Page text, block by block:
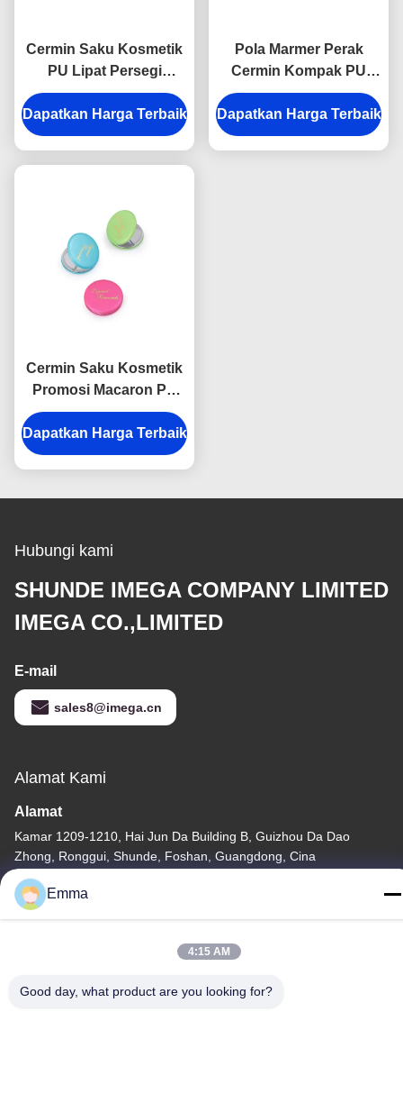
Cermin Saku Kosmetik
PU Lipat Persegi
Panjang 11mm Tebal
Cermin Perjalanan Kecil
Dapatkan Harga Terbaik
Pola Marmer Perak
Cermin Kompak PU
ABS 10mm Tebal Lipat
Cermin Rias
Dapatkan Harga Terbaik
Cermin Saku Kosmetik
Promosi Macaron PU
Cermin Tas Ringkas
Dapatkan Harga Terbaik
Hubungi kami
SHUNDE IMEGA COMPANY LIMITED
IMEGA CO.,LIMITED
E-mail
sales8@imega.cn
Alamat Kami
Alamat
Kamar 1209-1210, Hai Jun Da Building B, Guizhou Da Dao
Zhong, Ronggui, Shunde, Foshan, Guangdong, Cina
tel
86-15816904632
Emma
4:15 AM
Good day, what product are you looking for?